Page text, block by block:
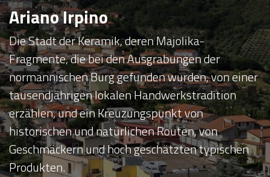
Ariano Irpino
Die Stadt der Keramik, deren Majolika-
Fragmente, die bei den Ausgrabungen der
normannischen Burg gefunden wurden, von einer
tausendjährigen lokalen Handwerkstradition
erzählen, und ein Kreuzungspunkt von
historischen und natürlichen Routen, von
Geschmäckern und hoch geschätzten typischen
Produkten.